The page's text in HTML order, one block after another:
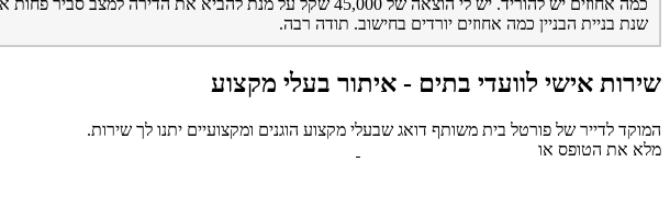
שנת בניית הבניין כמה אחוזים יורדים בחישוב. תודה רבה.
שירות אישי לוועדי בתים - איתור בעלי מקצוע
המוקד לדייר של פורטל בית משותף דואג שבעלי מקצוע הוגנים ומקצועיים יתנו לך שירות.
מלא את הטופס או